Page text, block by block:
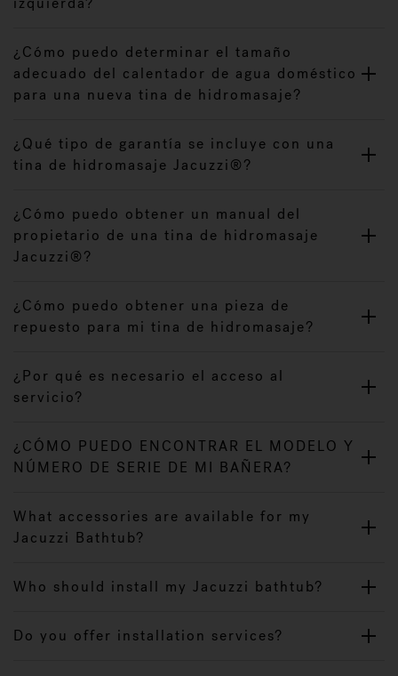
¿Cómo puedo determinar el tamaño
adecuado del calentador de agua doméstico
para una nueva tina de hidromasaje?
¿Qué tipo de garantía se incluye con una
tina de hidromasaje Jacuzzi®?
¿Cómo puedo obtener un manual del
propietario de una tina de hidromasaje
Jacuzzi®?
¿Cómo puedo obtener una pieza de
repuesto para mi tina de hidromasaje?
¿Por qué es necesario el acceso al
servicio?
¿CÓMO PUEDO ENCONTRAR EL MODELO Y
NÚMERO DE SERIE DE MI BAÑERA?
What accessories are available for my
Jacuzzi Bathtub?
Who should install my Jacuzzi bathtub?
Do you offer installation services?